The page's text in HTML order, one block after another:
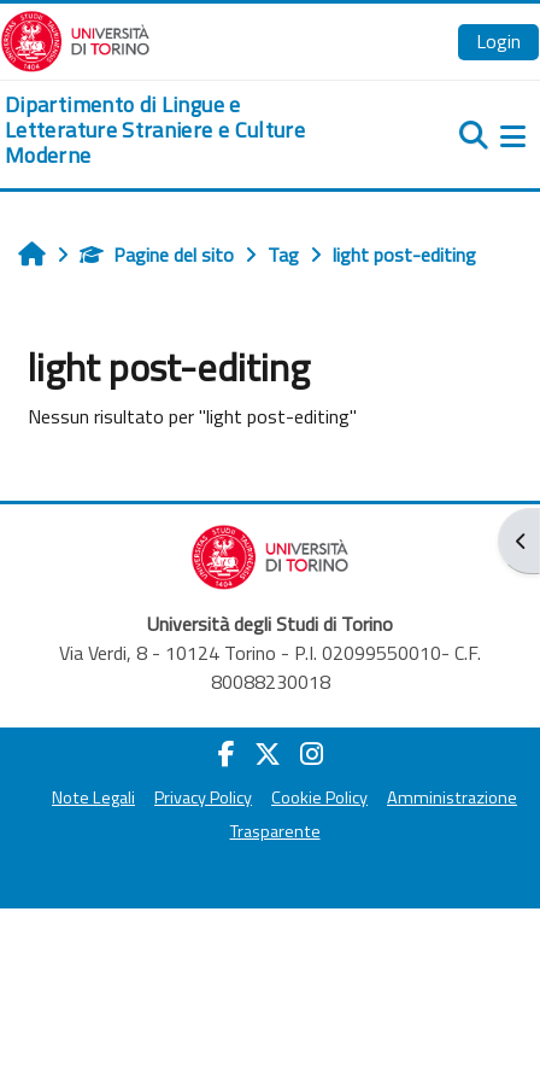
Vai al contenuto principale
Login
Dipartimento di Lingue e
Letterature Straniere e Culture
Moderne
HomePagine del sito Tag light post-editing
light post-editing
Nessun risultato per "light post-editing"
Università degli Studi di Torino
Via Verdi, 8 - 10124 Torino - P.I. 02099550010- C.F.
80088230018
Note Legali Privacy Policy Cookie Policy
Amministrazione
Trasparente